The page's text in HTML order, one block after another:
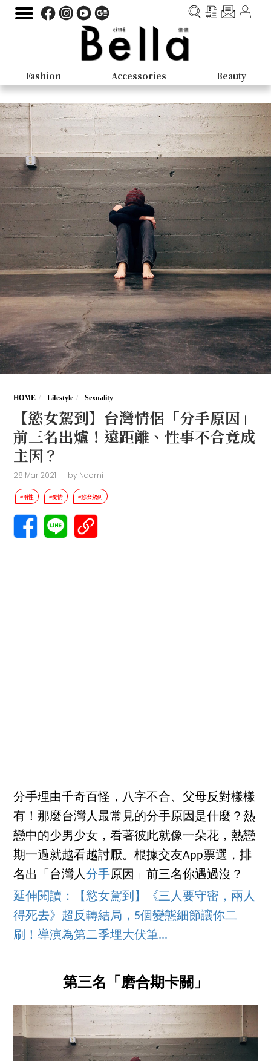
Fashion Accessories Beauty
HOME Lifestyle Sexuality
【慾女駕到】台灣情侶「分手原因」
前三名出爐！遠距離、性事不合竟成
主因？
28 Mar 2021 | by Naomi
#兩性 #愛情 #慾女駕到
分手理由千奇百怪，八字不合、父母反對樣樣
有！那麼台灣人最常見的分手原因是什麼？熱
戀中的少男少女，看著彼此就像一朵花，熱戀
期一過就越看越討厭。根據交友App票選，排
名出「台灣人分手原因」前三名你遇過沒？
延伸閱讀：【慾女駕到】《三人要守密，兩人
得死去》超反轉結局，5個變態細節讓你二
刷！導演為第二季埋大伏筆...
第三名「磨合期卡關」